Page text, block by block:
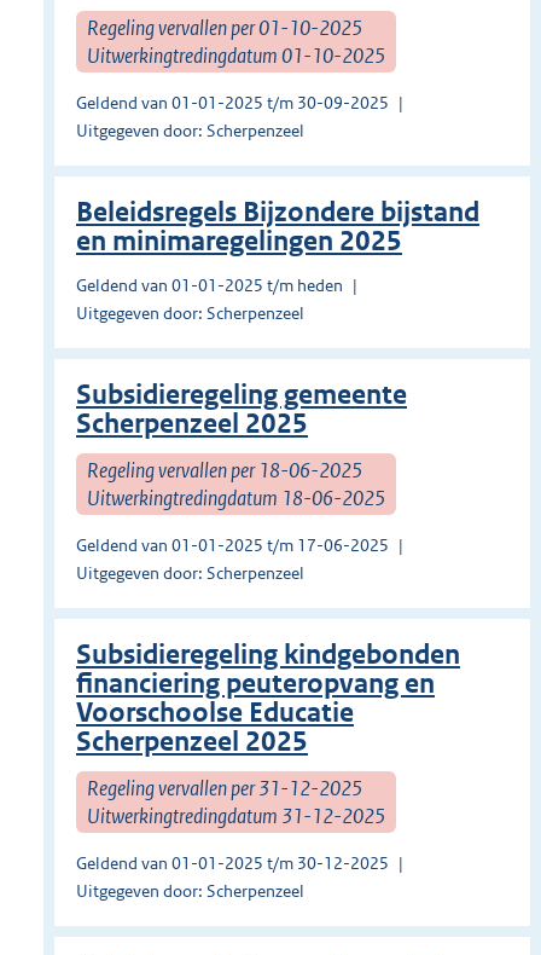
Regeling vervallen per 01-10-2025
Uitwerkingtredingdatum 01-10-2025
Geldend van 01-01-2025 t/m 30-09-2025
Uitgegeven door: Scherpenzeel
Beleidsregels Bijzondere bijstand
en minimaregelingen 2025
Geldend van 01-01-2025 t/m heden
Uitgegeven door: Scherpenzeel
Subsidieregeling gemeente
Scherpenzeel 2025
Regeling vervallen per 18-06-2025
Uitwerkingtredingdatum 18-06-2025
Geldend van 01-01-2025 t/m 17-06-2025
Uitgegeven door: Scherpenzeel
Subsidieregeling kindgebonden
financiering peuteropvang en
Voorschoolse Educatie
Scherpenzeel 2025
Regeling vervallen per 31-12-2025
Uitwerkingtredingdatum 31-12-2025
Geldend van 01-01-2025 t/m 30-12-2025
Uitgegeven door: Scherpenzeel